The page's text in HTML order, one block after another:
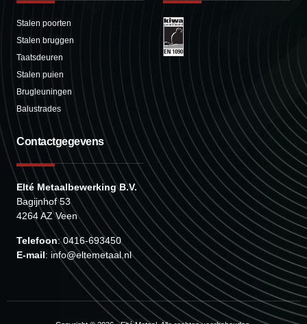
Stalen poorten
Stalen bruggen
Taatsdeuren
Stalen puien
Brugleuningen
Balustrades
Contactgegevens
Elté Metaalbewerking B.V.
Bagijnhof 53
4264 AZ Veen
Telefoon: 0416-693450
E-mail: info@eltemetaal.nl